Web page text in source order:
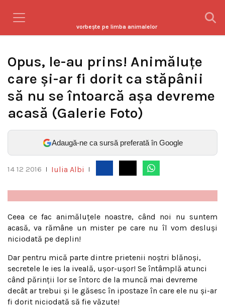
vorbeşte pe limba animalelor
Opus, le-au prins! Animăluţe
care şi-ar fi dorit ca stăpânii
să nu se întoarcă aşa devreme
acasă (Galerie Foto)
Adaugă-ne ca sursă preferată în Google
14 12 2016 Iulia Albi
Ceea ce fac animăluţele noastre, când noi nu suntem
acasă, va rămâne un mister pe care nu îl vom desluşi
niciodată pe deplin!
Dar pentru mică parte dintre prietenii noştri blănoşi,
secretele le ies la iveală, uşor-uşor! Se întâmplă atunci
când părinţii lor se întorc de la muncă mai devreme
decât ar trebui şi le găsesc în ipostaze în care ele nu şi-ar
fi dorit niciodată să fie văzute!